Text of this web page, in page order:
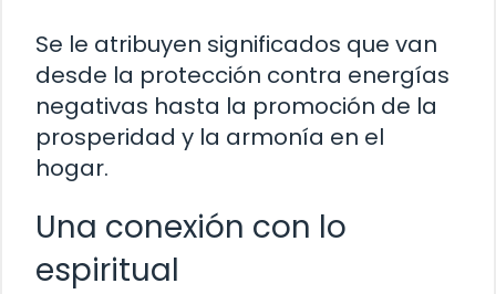
Se le atribuyen significados que van
desde la protección contra energías
negativas hasta la promoción de la
prosperidad y la armonía en el
hogar.
Una conexión con lo
espiritual